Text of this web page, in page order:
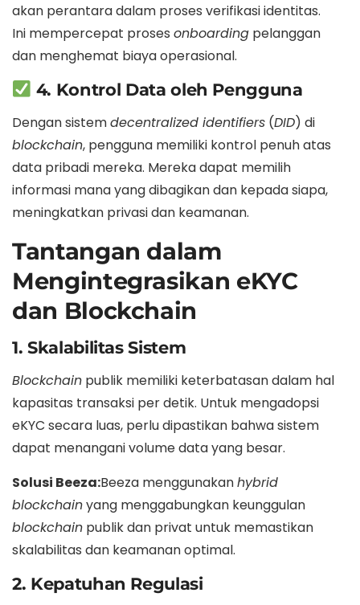
akan perantara dalam proses verifikasi identitas.
Ini mempercepat proses onboarding pelanggan
dan menghemat biaya operasional.
4. Kontrol Data oleh Pengguna
Dengan sistemdecentralized identifiers (DID) di
blockchain, pengguna memiliki kontrol penuh atas
data pribadi mereka. Mereka dapat memilih
informasi mana yang dibagikan dan kepada siapa,
meningkatkan privasi dan keamanan.
Tantangan dalam
Mengintegrasikan eKYC
dan Blockchain
1. Skalabilitas Sistem
Blockchain publik memiliki keterbatasan dalam hal
kapasitas transaksi per detik. Untuk mengadopsi
eKYC secara luas, perlu dipastikan bahwa sistem
dapat menangani volume data yang besar.
Solusi Beeza:Beeza menggunakanhybrid
blockchainyang menggabungkan keunggulan
blockchain publik dan privat untuk memastikan
skalabilitas dan keamanan optimal.
2. Kepatuhan Regulasi